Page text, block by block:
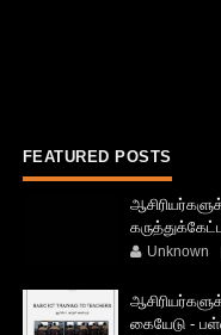
FEATURED POSTS
Unknown
கையேடு -